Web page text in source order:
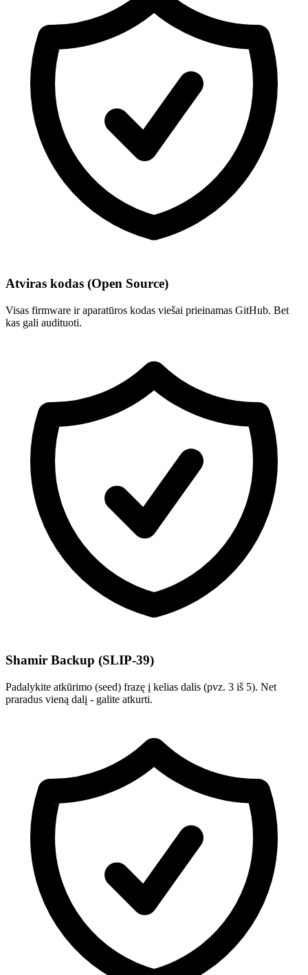
Atviras kodas (Open Source)
Visas firmware ir aparatūros kodas viešai prieinamas GitHub. Bet
kas gali audituoti.
Shamir Backup (SLIP-39)
Padalykite atkūrimo (seed) frazę į kelias dalis (pvz. 3 iš 5). Net
praradus vieną dalį - galite atkurti.